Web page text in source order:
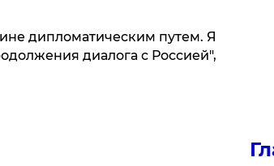
дипломатическим путем. Я
диалога с Россией",